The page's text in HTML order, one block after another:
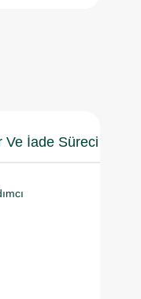
Ve İade Süreci